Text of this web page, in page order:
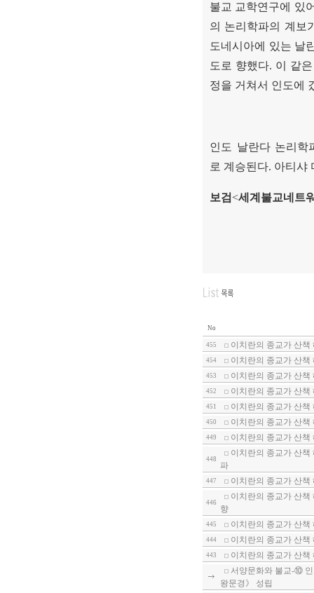
불교 교학연구에 있
의 논리학파의 계보
도네시아에 있는 날
도로 향했다. 이 같
정을 거쳐서 인도에
인도 날란다 논리학
로 계승된다. 아티샤
보검 <세계불교네트
No
455 이치란의 종교가 산
454 이치란의 종교가 산
453 이치란의 종교가 산
452 이치란의 종교가 산
451 이치란의 종교가 산
450 이치란의 종교가 산
449 이치란의 종교가 산
448
이치란의 종교가 산
파
447 이치란의 종교가 산
446
이치란의 종교가 산
향
445 이치란의 종교가 산
444 이치란의 종교가 산
443
이치란의 종교가 산
서양문화와 불교-⑩
왕문경》 성립